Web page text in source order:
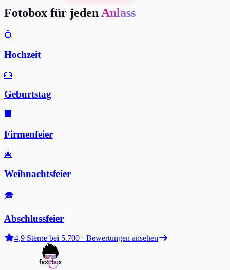
Fotobox für jeden Anlass
💍
Hochzeit
🎂
Geburtstag
🏢
Firmenfeier
🎄
Weihnachtsfeier
🎓
Abschlussfeier
4,9 Sterne bei 5.700+ Bewertungen ansehen